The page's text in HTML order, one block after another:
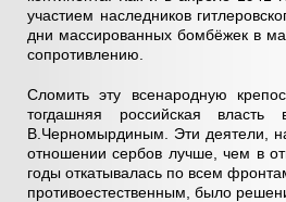
участием наследников
дни массированных бомбёжек в
сопротивлению.
Сломить эту всенародную
тогдашняя российская
В.Черномырдиным. Эти деятели,
отношении сербов лучше, чем в
годы откатывалась по всем
противоестественным, было